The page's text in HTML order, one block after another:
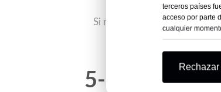
Si necesita algún servicio de
5-10 días
terceros países
acceso por parte
cualquier